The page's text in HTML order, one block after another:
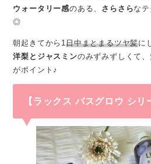
ウォータリー感のある、 さらさらな
◎
朝起きてから1 日中まとまるツヤ髪に
洋梨とジャスミンのみずみずしくて
がポイント♪
【ラックス バスグロウ シリ